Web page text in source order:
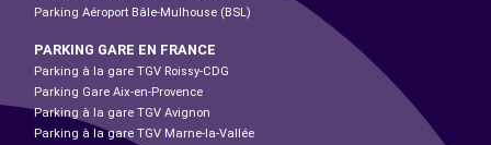
Parking Aéroport Bâle-Mulhouse (BSL)
PARKING GARE EN FRANCE
Parking à la gare TGV Roissy-CDG
Parking Gare Aix-en-Provence
Parking à la gare TGV Avignon
Parking à la gare TGV Marne-la-Vallée